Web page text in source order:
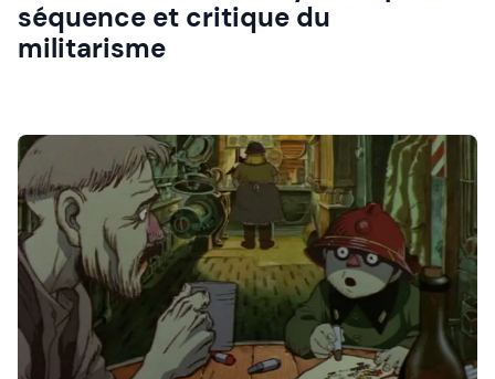
séquence et critique du
militarisme